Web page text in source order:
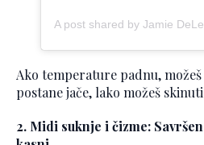
A post shared by Jamie
Ako temperature padnu,
postane jače, lako možeš
2. Midi suknje i čizme: